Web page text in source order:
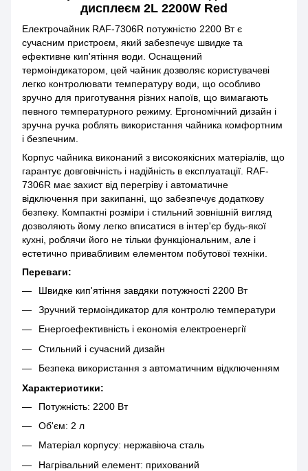
дисплеєм 2L 2200W Red
Електрочайник RAF-7306R потужністю 2200 Вт є
сучасним пристроєм, який забезпечує швидке та
ефективне кип'ятіння води. Оснащений
термоіндикатором, цей чайник дозволяє користувачеві
легко контролювати температуру води, що особливо
зручно для приготування різних напоїв, що вимагають
певного температурного режиму. Ергономічний дизайн і
зручна ручка роблять використання чайника комфортним
і безпечним.
Корпус чайника виконаний з високоякісних матеріалів, що
гарантує довговічність і надійність в експлуатації. RAF-
7306R має захист від перегріву і автоматичне
відключення при закипанні, що забезпечує додаткову
безпеку. Компактні розміри і стильний зовнішній вигляд
дозволяють йому легко вписатися в інтер'єр будь-якої
кухні, роблячи його не тільки функціональним, але і
естетично привабливим елементом побутової техніки.
Переваги:
Швидке кип'ятіння завдяки потужності 2200 Вт
Зручний термоіндикатор для контролю температури
Енергоефективність і економія електроенергії
Стильний і сучасний дизайн
Безпека використання з автоматичним відключенням
Характеристики:
Потужність: 2200 Вт
Об'єм: 2 л
Матеріал корпусу: нержавіюча сталь
Нагрівальний елемент: прихований